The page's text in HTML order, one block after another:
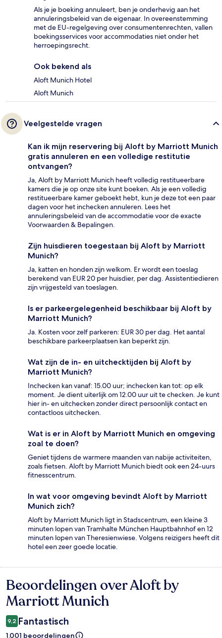
Als je je boeking annuleert, ben je onderhevig aan het
annuleringsbeleid van de eigenaar. In overeenstemming
met de EU-regelgeving over consumentenrechten, vallen
boekingsservices voor accommodaties niet onder het
herroepingsrecht.
Ook bekend als
Aloft Munich Hotel
Aloft Munich
Veelgestelde vragen
Kan ik mijn reservering bij Aloft by Marriott Munich
gratis annuleren en een volledige restitutie
ontvangen?
Ja, Aloft by Marriott Munich heeft volledig restitueerbare
kamers die je op onze site kunt boeken. Als je een volledig
restitueerbare kamer geboekt hebt, kun je deze tot een paar
dagen voor het inchecken annuleren. Lees het
annuleringsbeleid van de accommodatie voor de exacte
Voorwaarden & Bepalingen.
Zijn huisdieren toegestaan bij Aloft by Marriott
Munich?
Ja, katten en honden zijn welkom. Er wordt een toeslag
berekend van EUR 20 per huisdier, per dag. Assistentiedieren
zijn vrijgesteld van toeslagen.
Is er parkeergelegenheid beschikbaar bij Aloft by
Marriott Munich?
Ja. Kosten voor zelf parkeren: EUR 30 per dag. Het aantal
beschikbare parkeerplaatsen kan beperkt zijn.
Wat zijn de in- en uitchecktijden bij Aloft by
Marriott Munich?
Inchecken kan vanaf: 15.00 uur; inchecken kan tot: op elk
moment. Je dient uiterlijk om 12.00 uur uit te checken. Je kunt
hier in- en uitchecken zonder direct persoonlijk contact en
contactloos uitchecken.
Wat is er in Aloft by Marriott Munich en omgeving
zoal te doen?
Geniet tijdens de warmere maanden van nabije activiteiten,
zoals fietsen. Aloft by Marriott Munich biedt ook een 24-uurs
fitnesscentrum.
In wat voor omgeving bevindt Aloft by Marriott
Munich zich?
Aloft by Marriott Munich ligt in Stadscentrum, een kleine 3
minuten lopen van Tramhalte München Hauptbahnhof en 12
minuten lopen van Theresienwiese. Volgens reizigers heeft dit
hotel een zeer goede locatie.
Beoordelingen
Beoordelingen over Aloft by
Marriott Munich
9,2 Fantastisch
1.001 beoordelingen